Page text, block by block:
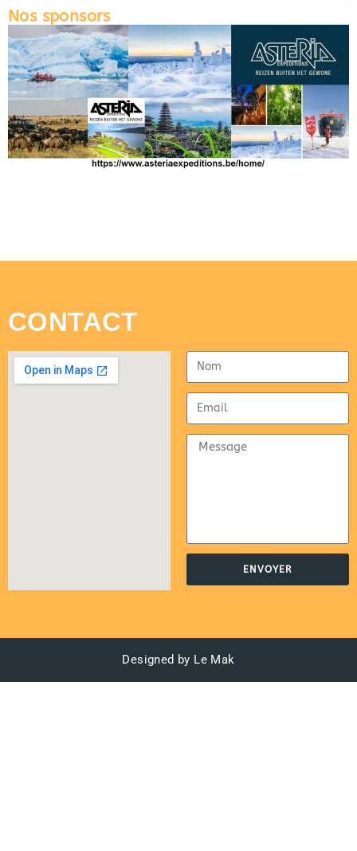
Nos sponsors
CONTACT
ENVOYER
Designed by Le Mak